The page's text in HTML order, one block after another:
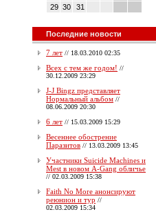
29 30 31
Последние новости
7 лет // 18.03.2010 02:35
Всех с тем же годом! //
30.12.2009 23:29
J-J Bingz представляет
Нормальный альбом //
08.06.2009 20:30
6 лет // 15.03.2009 15:29
Весеннее обострение
Паразитов // 13.03.2009 13:45
Участники Suicide Machines и
Mest в новом A-Gang обличье
// 02.03.2009 15:38
Faith No More анонсируют
реюнион и тур //
02.03.2009 15:34